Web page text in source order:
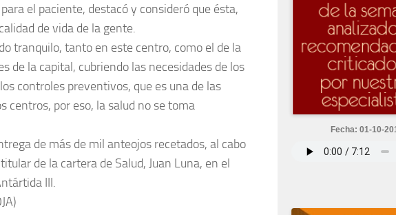
el paciente, destacó y consideró que ésta,
de vida de la gente.
tranquilo, tanto en este centro, como el de la
de la capital, cubriendo las necesidades de los
controles preventivos, que es una de las
centros, por eso, la salud no se toma
de más de mil anteojos recetados, al cabo
de la cartera de Salud, Juan Luna, en el
III.
Fecha: 01-10-